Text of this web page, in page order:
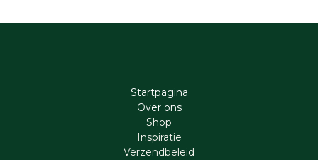
Startpagina
Ove​r​ ons
Shop
Inspiratie
Verzendbeleid